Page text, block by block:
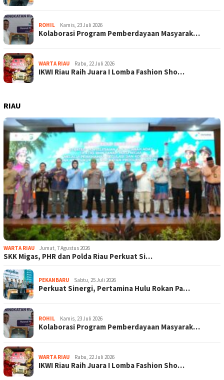
ROHIL Kamis, 23 Juli 2026
Kolaborasi Program Pemberdayaan Masyarak…
WARTA RIAU Rabu, 22 Juli 2026
IKWI Riau Raih Juara I Lomba Fashion Sho…
RIAU
WARTA RIAU Jumat, 7 Agustus 2026
SKK Migas, PHR dan Polda Riau Perkuat Si…
PEKANBARU Sabtu, 25 Juli 2026
Perkuat Sinergi, Pertamina Hulu Rokan Pa…
ROHIL Kamis, 23 Juli 2026
Kolaborasi Program Pemberdayaan Masyarak…
WARTA RIAU Rabu, 22 Juli 2026
IKWI Riau Raih Juara I Lomba Fashion Sho…